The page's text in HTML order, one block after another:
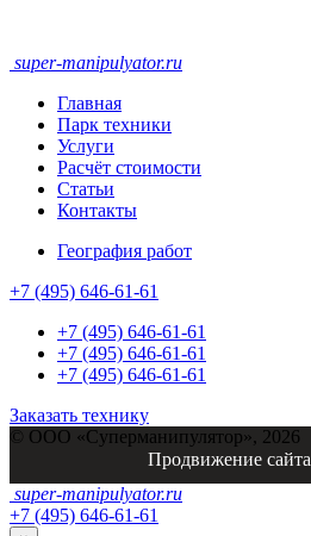
super-manipulyator.ru
Главная
Парк техники
Услуги
Расчёт стоимости
Статьи
Контакты
География работ
+7 (495) 646-61-61
+7 (495) 646-61-61
+7 (495) 646-61-61
+7 (495) 646-61-61
Заказать технику
© ООО «Суперманипулятор», 2026
Продвижение сайта
super-manipulyator.ru
+7 (495) 646-61-61